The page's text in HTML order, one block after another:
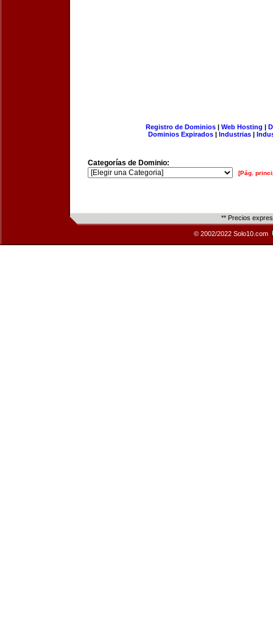
Registro de Dominios| Web Hosting |
Dominios Expirados | Industrias |
Categorías de Dominio:
[Pág.
** Precios
© 2002/2022 Solo10.com